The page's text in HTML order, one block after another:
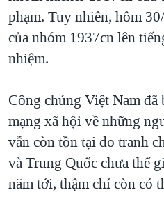
phạm. Tuy nhiên, hôm
của nhóm 1937cn lên
nhiệm.
Công chúng Việt Nam đã
mạng xã hội về những
vẫn còn tồn tại do tranh
và Trung Quốc chưa thể
năm tới, thậm chí còn có